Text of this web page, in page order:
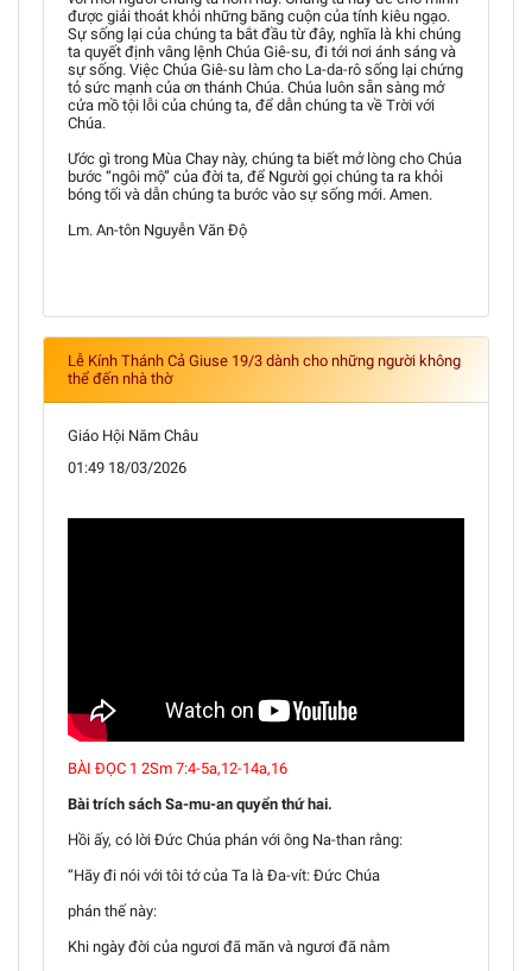
được giải thoát khỏi những băng cuộn của tính kiêu ngạo.
Sự sống lại của chúng ta bắt đầu từ đây, nghĩa là khi chúng
ta quyết định vâng lệnh Chúa Giê-su, đi tới nơi ánh sáng và
sự sống. Việc Chúa Giê-su làm cho La-da-rô sống lại chứng
tỏ sức mạnh của ơn thánh Chúa. Chúa luôn sẵn sàng mở
cửa mồ tội lỗi của chúng ta, để dẫn chúng ta về Trời với
Chúa.
Ước gì trong Mùa Chay này, chúng ta biết mở lòng cho Chúa
bước “ngôi mộ” của đời ta, để Người gọi chúng ta ra khỏi
bóng tối và dẫn chúng ta bước vào sự sống mới. Amen.
Lm. An-tôn Nguyễn Văn Độ
Lễ Kính Thánh Cả Giuse 19/3 dành cho những người không
thể đến nhà thờ
Giáo Hội Năm Châu
01:49 18/03/2026
BÀI ĐỌC 1 2Sm 7:4-5a,12-14a,16
Bài trích sách Sa-mu-an quyển thứ hai.
Hồi ấy, có lời Đức Chúa phán với ông Na-than rằng:
“Hãy đi nói với tôi tớ của Ta là Đa-vít: Đức Chúa
phán thế này:
Khi ngày đời của ngươi đã mãn và ngươi đã nằm